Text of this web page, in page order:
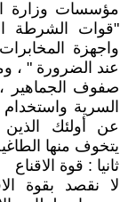
مؤسسات وزارة
"قوات الشرطة
واجهزة
عند الضرورة " ،
صفوف الجماهير ،
السرية
عن أولئك
يتخوف منها
ثانيا : قوة الاقناع
لا نقصد بقوة